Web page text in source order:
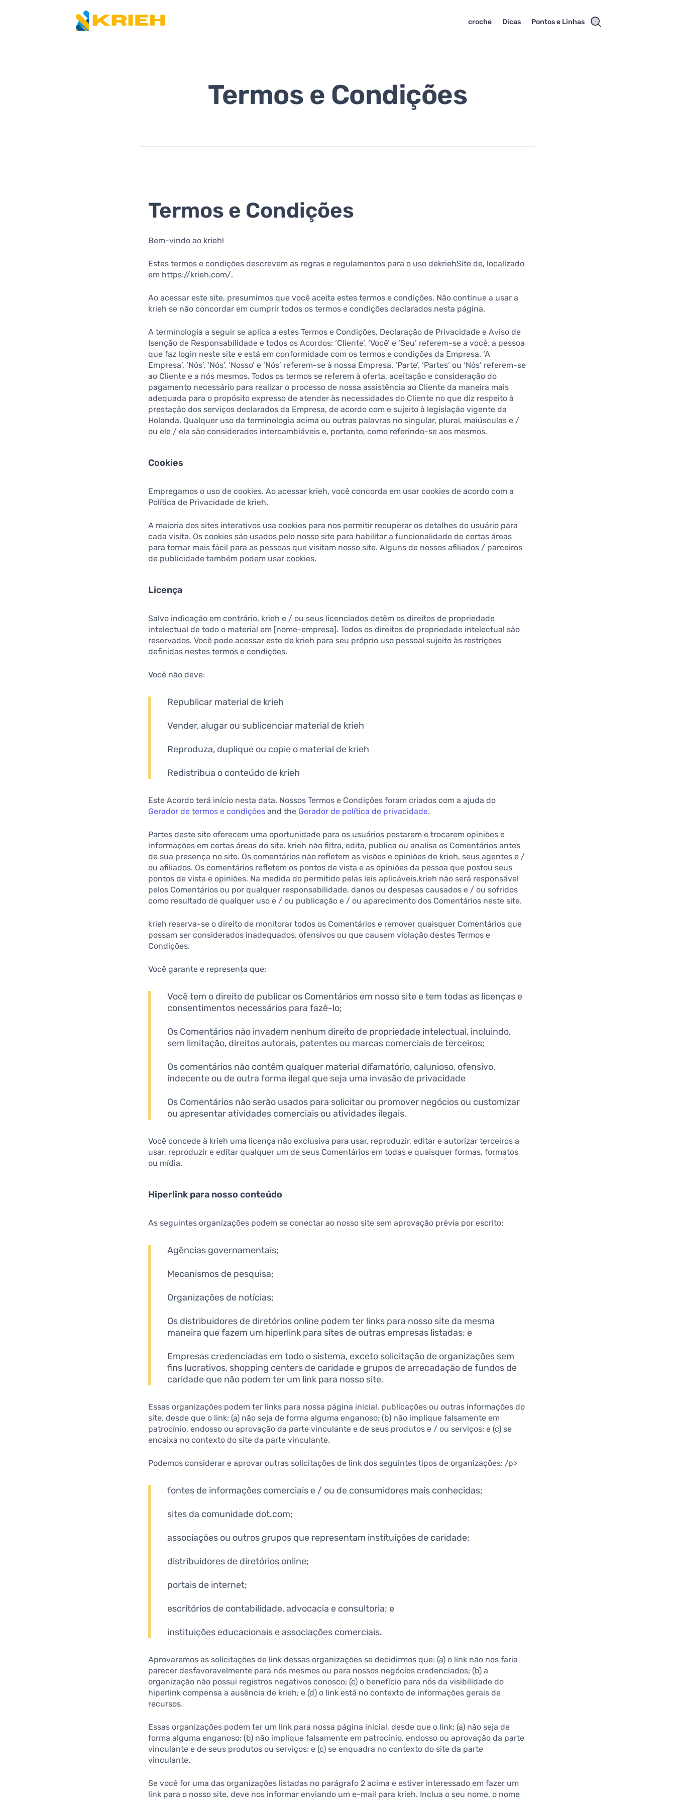
croche Dicas Pontos e Linhas
Termos e Condições
Termos e Condições
Bem-vindo ao krieh!
Estes termos e condições descrevem as regras e regulamentos para o uso dekriehSite de, localizado
em https://krieh.com/.
Ao acessar este site, presumimos que você aceita estes termos e condições. Não continue a usar a
krieh se não concordar em cumprir todos os termos e condições declarados nesta página.
A terminologia a seguir se aplica a estes Termos e Condições, Declaração de Privacidade e Aviso de
Isenção de Responsabilidade e todos os Acordos: ‘Cliente’, ‘Você’ e ‘Seu’ referem-se a você, a pessoa
que faz login neste site e está em conformidade com os termos e condições da Empresa. ‘A
Empresa’, ‘Nós’, ‘Nós’, ‘Nosso’ e ‘Nós’ referem-se à nossa Empresa. ‘Parte’, ‘Partes’ ou ‘Nós’ referem-se
ao Cliente e a nós mesmos. Todos os termos se referem à oferta, aceitação e consideração do
pagamento necessário para realizar o processo de nossa assistência ao Cliente da maneira mais
adequada para o propósito expresso de atender às necessidades do Cliente no que diz respeito à
prestação dos serviços declarados da Empresa, de acordo com e sujeito à legislação vigente da
Holanda. Qualquer uso da terminologia acima ou outras palavras no singular, plural, maiúsculas e /
ou ele / ela são considerados intercambiáveis e, portanto, como referindo-se aos mesmos.
Cookies
Empregamos o uso de cookies. Ao acessar krieh, você concorda em usar cookies de acordo com a
Política de Privacidade de krieh.
A maioria dos sites interativos usa cookies para nos permitir recuperar os detalhes do usuário para
cada visita. Os cookies são usados pelo nosso site para habilitar a funcionalidade de certas áreas
para tornar mais fácil para as pessoas que visitam nosso site. Alguns de nossos afiliados / parceiros
de publicidade também podem usar cookies.
Licença
Salvo indicação em contrário, krieh e / ou seus licenciados detêm os direitos de propriedade
intelectual de todo o material em [nome-empresa]. Todos os direitos de propriedade intelectual são
reservados. Você pode acessar este de krieh para seu próprio uso pessoal sujeito às restrições
definidas nestes termos e condições.
Você não deve:
Republicar material de krieh
Vender, alugar ou sublicenciar material de krieh
Reproduza, duplique ou copie o material de krieh
Redistribua o conteúdo de krieh
Este Acordo terá início nesta data. Nossos Termos e Condições foram criados com a ajuda do
Gerador de termos e condições and the Gerador de política de privacidade.
Partes deste site oferecem uma oportunidade para os usuários postarem e trocarem opiniões e
informações em certas áreas do site. krieh não filtra, edita, publica ou analisa os Comentários antes
de sua presença no site. Os comentários não refletem as visões e opiniões de krieh, seus agentes e /
ou afiliados. Os comentários refletem os pontos de vista e as opiniões da pessoa que postou seus
pontos de vista e opiniões. Na medida do permitido pelas leis aplicáveis,krieh não será responsável
pelos Comentários ou por qualquer responsabilidade, danos ou despesas causados e / ou sofridos
como resultado de qualquer uso e / ou publicação e / ou aparecimento dos Comentários neste site.
krieh reserva-se o direito de monitorar todos os Comentários e remover quaisquer Comentários que
possam ser considerados inadequados, ofensivos ou que causem violação destes Termos e
Condições.
Você garante e representa que:
Você tem o direito de publicar os Comentários em nosso site e tem todas as licenças e
consentimentos necessários para fazê-lo;
Os Comentários não invadem nenhum direito de propriedade intelectual, incluindo,
sem limitação, direitos autorais, patentes ou marcas comerciais de terceiros;
Os comentários não contêm qualquer material difamatório, calunioso, ofensivo,
indecente ou de outra forma ilegal que seja uma invasão de privacidade
Os Comentários não serão usados para solicitar ou promover negócios ou customizar
ou apresentar atividades comerciais ou atividades ilegais.
Você concede à krieh uma licença não exclusiva para usar, reproduzir, editar e autorizar terceiros a
usar, reproduzir e editar qualquer um de seus Comentários em todas e quaisquer formas, formatos
ou mídia.
Hiperlink para nosso conteúdo
As seguintes organizações podem se conectar ao nosso site sem aprovação prévia por escrito:
Agências governamentais;
Mecanismos de pesquisa;
Organizações de notícias;
Os distribuidores de diretórios online podem ter links para nosso site da mesma
maneira que fazem um hiperlink para sites de outras empresas listadas; e
Empresas credenciadas em todo o sistema, exceto solicitação de organizações sem
fins lucrativos, shopping centers de caridade e grupos de arrecadação de fundos de
caridade que não podem ter um link para nosso site.
Essas organizações podem ter links para nossa página inicial, publicações ou outras informações do
site, desde que o link: (a) não seja de forma alguma enganoso; (b) não implique falsamente em
patrocínio, endosso ou aprovação da parte vinculante e de seus produtos e / ou serviços; e (c) se
encaixa no contexto do site da parte vinculante.
Podemos considerar e aprovar outras solicitações de link dos seguintes tipos de organizações: /p>
fontes de informações comerciais e / ou de consumidores mais conhecidas;
sites da comunidade dot.com;
associações ou outros grupos que representam instituições de caridade;
distribuidores de diretórios online;
portais de internet;
escritórios de contabilidade, advocacia e consultoria; e
instituições educacionais e associações comerciais.
Aprovaremos as solicitações de link dessas organizações se decidirmos que: (a) o link não nos faria
parecer desfavoravelmente para nós mesmos ou para nossos negócios credenciados; (b) a
organização não possui registros negativos conosco; (c) o benefício para nós da visibilidade do
hiperlink compensa a ausência de krieh; e (d) o link está no contexto de informações gerais de
recursos.
Essas organizações podem ter um link para nossa página inicial, desde que o link: (a) não seja de
forma alguma enganoso; (b) não implique falsamente em patrocínio, endosso ou aprovação da parte
vinculante e de seus produtos ou serviços; e (c) se enquadra no contexto do site da parte
vinculante.
Se você for uma das organizações listadas no parágrafo 2 acima e estiver interessado em fazer um
link para o nosso site, deve nos informar enviando um e-mail para krieh. Inclua o seu nome, o nome